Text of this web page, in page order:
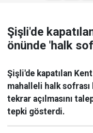
Şişli'de
önünde 'halk
Şişli'de kapatılan
mahalleli halk sofrası
tekrar açılmasını
tepki gösterdi.